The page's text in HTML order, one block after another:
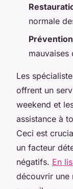
normale
Prévention
mauvaises
Les
offrent un
weekend et
assistance à
Ceci est
un facteur
négatifs. En
découvrir une